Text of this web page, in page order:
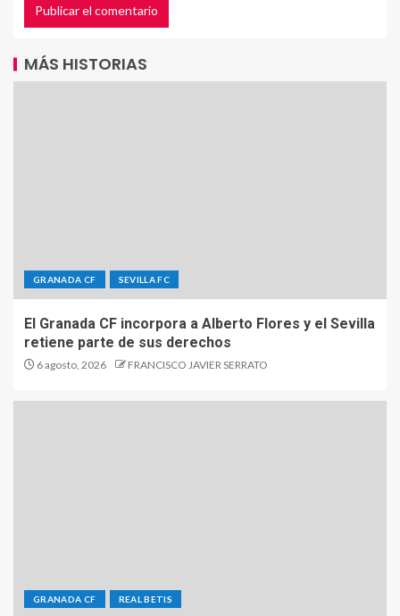
MÁS HISTORIAS
GRANADA CF SEVILLA FC
El Granada CF incorpora a Alberto Flores y el Sevilla
retiene parte de sus derechos
6 agosto, 2026 FRANCISCO JAVIER SERRATO
GRANADA CF REAL BETIS